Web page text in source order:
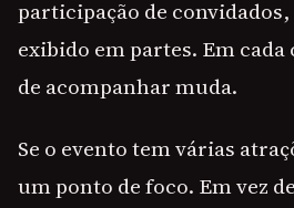
participação de convidados,
exibido em partes. Em
de acompanhar muda.
Se o evento tem várias
um ponto de foco. Em vez